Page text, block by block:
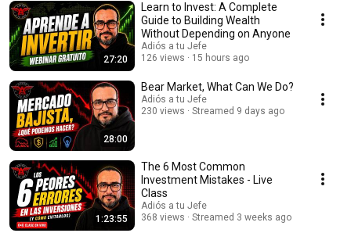
27:20
Learn to Invest: A Complete
Guide to Building Wealth
Without Depending on Anyone
Adiós a tu Jefe
126 views
15 hours ago
28:00
Bear Market, What Can We Do?
Adiós a tu Jefe
230 views
Streamed 9 days ago
1:23:55
The 6 Most Common
Investment Mistakes - Live
Class
Adiós a tu Jefe
368 views
Streamed 3 weeks ago